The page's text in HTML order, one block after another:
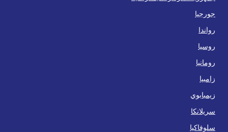
جورجيا
رواندا
روسيا
رومانيا
زامبيا
زيمبابوي
سريلانكا
سلوفاكيا